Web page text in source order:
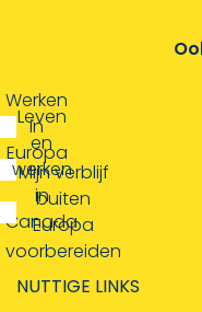
Werken
in
Europa
Leven
en
werken
in
Canada
Mijn verblijf
buiten
Europa
voorbereiden
NUTTIGE LINKS